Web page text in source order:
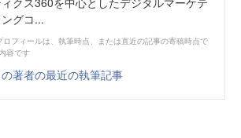
ングコ...
ロフィールは、執筆時点、または直近の記事の寄稿時点で
容です
著者の最近の執筆記事